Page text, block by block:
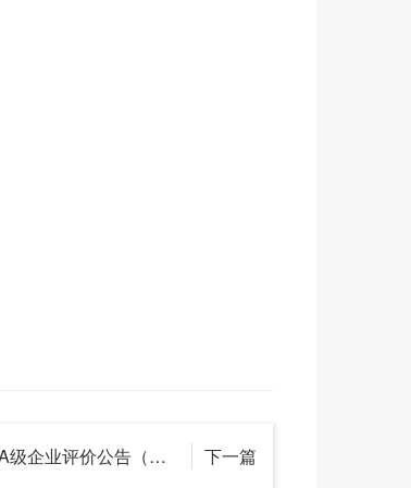
下一篇
2025年北京市信用A级企业评价公告（第七批）